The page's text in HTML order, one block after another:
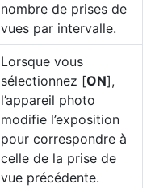
nombre de prises de
vues par intervalle.
Lorsque vous
sélectionnez [ON],
l’appareil photo
modifie l’exposition
pour correspondre à
celle de la prise de
vue précédente.